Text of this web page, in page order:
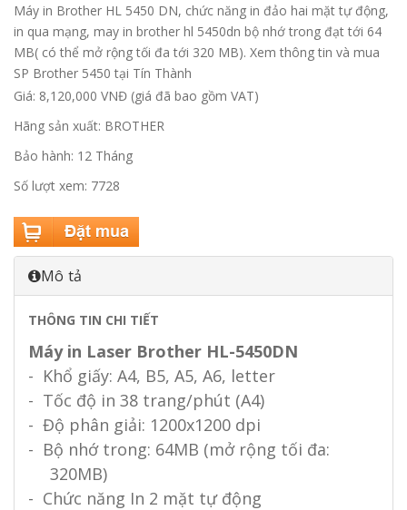
Máy in Brother HL 5450 DN, chức năng in đảo hai mặt tự động,
in qua mạng, may in brother hl 5450dn bộ nhớ trong đạt tới 64
MB( có thể mở rộng tối đa tới 320 MB). Xem thông tin và mua
SP Brother 5450 tại Tín Thành
Giá: 8,120,000 VNĐ (giá đã bao gồm VAT)
Hãng sản xuất: BROTHER
Bảo hành: 12 Tháng
Số lượt xem: 7728
Mô tả
THÔNG TIN CHI TIẾT
Máy in Laser Brother HL-5450DN
- Khổ giấy: A4, B5, A5, A6, letter
- Tốc độ in 38 trang/phút (A4)
- Độ phân giải: 1200x1200 dpi
- Bộ nhớ trong: 64MB (mở rộng tối đa:
320MB)
- Chức năng In 2 mặt tự động